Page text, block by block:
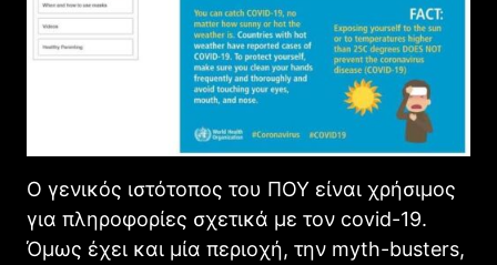
Ο γενικός ιστότοπος του ΠΟΥ είναι χρήσιμος
για πληροφορίες σχετικά με τον covid-19.
Όμως έχει και μία περιοχή, την myth-busters,